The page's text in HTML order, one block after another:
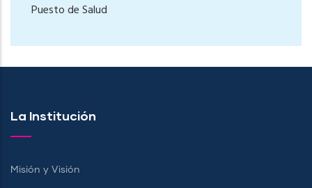
Puesto de Salud
La Institución
Misión y Visión